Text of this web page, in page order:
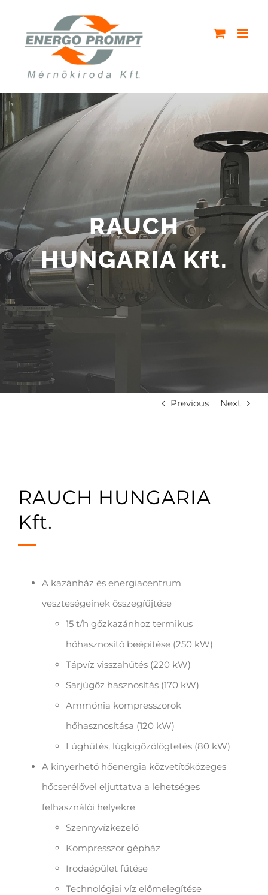
RAUCH
HUNGARIA Kft.
Previous Next
RAUCH HUNGARIA
Kft.
A kazánház és energiacentrum
veszteségeinek összegíűjtése
15 t/h gőzkazánhoz termikus
hőhasznosító beépítése (250 kW)
Tápvíz visszahűtés (220 kW)
Sarjúgőz hasznosítás (170 kW)
Ammónia kompresszorok
hőhasznosítása (120 kW)
Lúghűtés, lúgkigőzölögtetés (80 kW)
A kinyerhető hőenergia közvetítőközeges
hőcserélővel eljuttatva a lehetséges
felhasználói helyekre
Szennyvízkezelő
Kompresszor gépház
Irodaépület fűtése
Technológiai víz előmelegítése